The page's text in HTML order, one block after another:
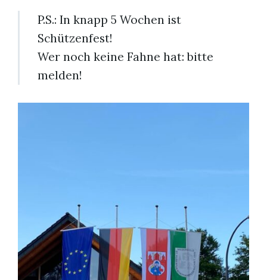
P.S.: In knapp 5 Wochen ist
Schützenfest!
Wer noch keine Fahne hat: bitte
melden!